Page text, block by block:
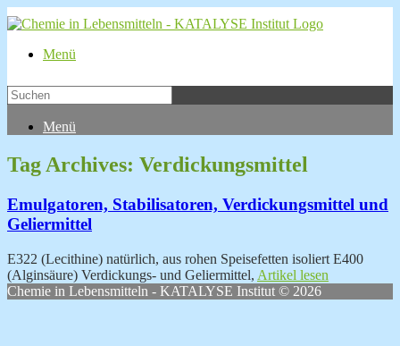
Menü
Menü
Tag Archives: Verdickungsmittel
Emulgatoren, Stabilisatoren, Verdickungsmittel und
Geliermittel
E322 (Lecithine) natürlich, aus rohen Speisefetten isoliert E400
(Alginsäure) Verdickungs- und Geliermittel, Artikel lesen
Chemie in Lebensmitteln - KATALYSE Institut © 2026